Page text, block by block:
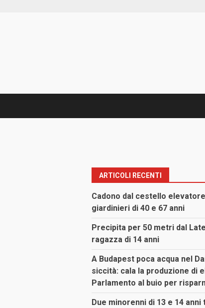
ARTICOLI RECENTI
Cadono dal cestello
giardinieri di 40 e 67 anni
Precipita per 50 metri dal
ragazza di 14 anni
A Budapest poca acqua nel
siccità: cala la produzione di
Parlamento al buio per
Due minorenni di 13 e 14